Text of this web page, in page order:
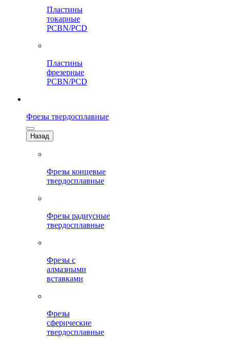
Пластины
токарные
PCBN/PCD
Пластины
фрезерные
PCBN/PCD
Фрезы твердосплавные
Назад
Фрезы концевые
твердосплавные
Фрезы радиусные
твердосплавные
Фрезы с
алмазными
вставками
Фрезы
сферические
твердосплавные